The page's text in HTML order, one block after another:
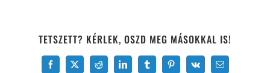
TETSZETT? KÉRLEK, OSZD MEG MÁSOKKAL IS!
Facebook
X Reddit LinkedInTumblrPinterest
Vk Email: